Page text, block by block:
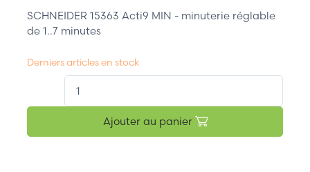
SCHNEIDER 15363 Acti9 MIN - minuterie réglable
de 1..7 minutes
Derniers articles en stock
Ajouter au panier